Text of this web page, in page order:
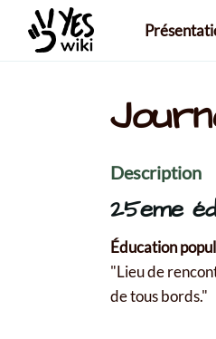
Aller au contenu principal
Description
25eme
Éducation
"Lieu de
de tous bords."